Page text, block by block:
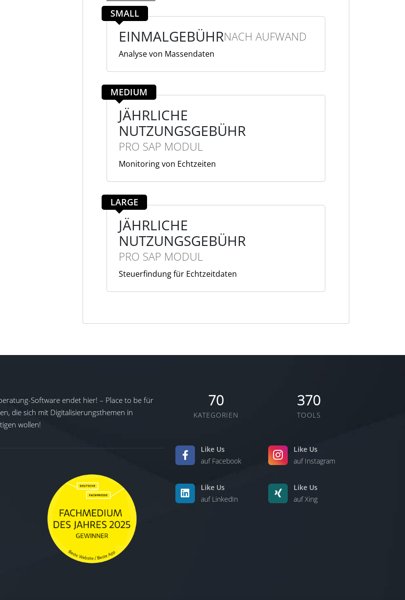
SMALL
EINMALGEBÜHRNACH AUFWAND
Analyse von Massendaten
MEDIUM
JÄHRLICHE
NUTZUNGSGEBÜHR
PRO SAP MODUL
Monitoring von Echtzeiten
LARGE
JÄHRLICHE
NUTZUNGSGEBÜHR
PRO SAP MODUL
Steuerfindung für Echtzeitdaten
Software endet hier! – Place to be für
die sich mit Digitalisierungsthemen in
wollen!
70
KATEGORIEN
370
TOOLS
Like Us
auf Facebook
Like Us
auf Instagram
Like Us
auf LinkedIn
Like Us
auf Xing